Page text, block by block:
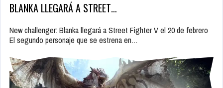
BLANKA LLEGARÁ A STREET…
New challenger: Blanka llegará a Street Fighter V el 20 de febrero
El segundo personaje que se estrena en…